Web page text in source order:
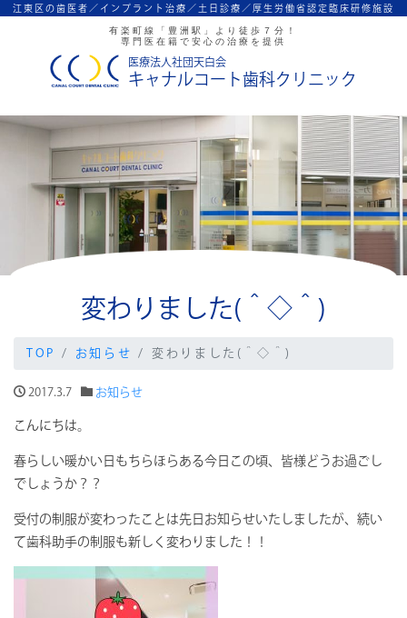
江東区の歯医者／インプラント治療／ 土日診療／厚生労働省認定臨床研修施設
有楽町線「豊洲駅」より徒歩７分！
専門医在籍で安心の治療を提供
医療法人社団天白会
キャナルコート歯科クリニック
変わりました(＾◇＾)
TOP お知らせ 変わりました(＾◇＾)
2017.3.7 お知らせ
こんにちは。
春らしい暖かい日もちらほらある今日この頃、皆様どうお過ごし
でしょうか？？
受付の制服が変わったことは先日お知らせいたしましたが、続い
て歯科助手の制服も新しく変わりました！！